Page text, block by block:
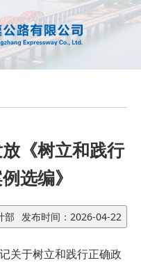
《树立和践行
选编》
部 发布时间：2026-04-22
关于树立和践行正确政